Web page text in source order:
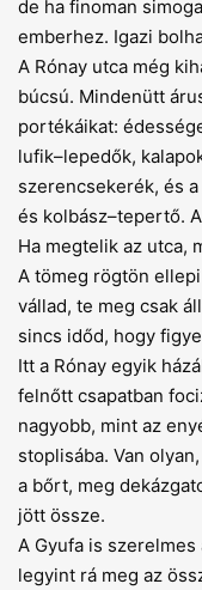
de ha finoman
emberhez. Igazi
A Rónay utca még
búcsú. Mindenütt
portékáikat:
lufik–lepedők,
szerencsekerék, és
és kolbász–tepertő.
Ha megtelik az utca,
A tömeg rögtön
vállad, te meg csak
sincs időd, hogy
Itt a Rónay egyik
felnőtt csapatban
nagyobb, mint az
stoplisába. Van
a bőrt, meg
jött össze.
A Gyufa is
legyint rá meg az